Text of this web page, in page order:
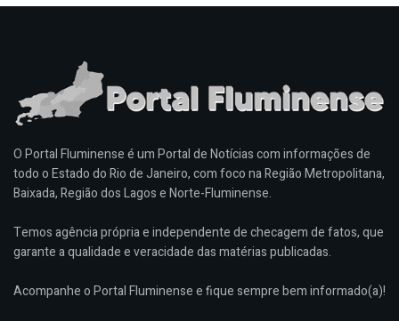
O Portal Fluminense é um Portal de Notícias com informações de
todo o Estado do Rio de Janeiro, com foco na Região Metropolitana,
Baixada, Região dos Lagos e Norte-Fluminense.
Temos agência própria e independente de checagem de fatos, que
garante a qualidade e veracidade das matérias publicadas.
Acompanhe o Portal Fluminense e fique sempre bem informado(a)!